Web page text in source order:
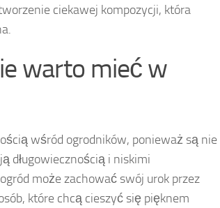
ciekawej kompozycji, która
warto mieć w
wśród ogrodników, ponieważ są nie
długowiecznością i niskimi
może zachować swój urok przez
które chcą cieszyć się pięknem